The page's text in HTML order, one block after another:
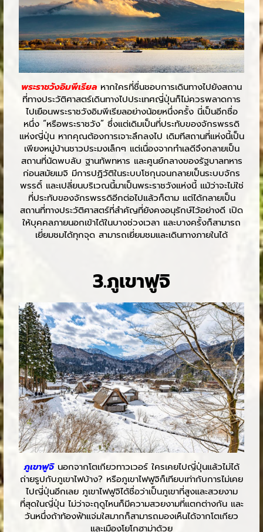
พระราชวังอิมพีเรียลหากใครที่ชื่นชอบการเดินทางไปยังสถาน
ที่ทางประวัติศาสตร์เดินทางไปประเทศญี่ปุ่นก็ไม่ควรพลาดการ
ไปเยือนพระราชวังอิมพีเรียลอย่างน้อยหนึ่งครั้ง นี่เป็นอีกชื่อ
หนึ่ง “หรือพระราชวัง” ซึ่งแต่เดิมเป็นที่ประทับของจักรพรรดิ
แห่งญี่ปุ่น หากคุณต้องการเจาะลึกลงไป เดิมทีสถานที่แห่งนี้เป็น
เพียงหมู่บ้านชาวประมงเล็กๆ แต่เนื่องจากทำเลดีจึงกลายเป็น
สถานที่นัดพบลับ ฐานทัพทหาร และศูนย์กลางของรัฐบาลทหาร
ก่อนสมัยเมจิ มีการปฏิวัติในระบบโชกุนจนกลายเป็นระบบจักร
พรรดิ์ และเปลี่ยนบริเวณนี้มาเป็นพระราชวังแห่งนี้ แม้ว่าจะไม่ใช่
ที่ประทับของจักรพรรดิอีกต่อไปแล้วก็ตาม แต่ได้กลายเป็น
สถานที่ทางประวัติศาสตร์ที่สำคัญที่ยังคงอนุรักษ์ไว้อย่างดี เปิด
ให้บุคคลภายนอกเข้าได้ในบางช่วงเวลา และบางครั้งก็สามารถ
เยี่ยมชมได้ทุกจุด สามารถเยี่ยมชมและเดินทางภายในได้
3.ภูเขาฟูจิ
ภูเขาฟูจิ นอกจากโตเกียวทาวเวอร์ ใครเคยไปญี่ปุ่นแล้วไม่ได้
ถ่ายรูปกับภูเขาไฟบ้าง? หรือภูเขาไฟฟูจิก็เทียบเท่ากับการไม่เคย
ไปญี่ปุ่นอีกเลย ภูเขาไฟฟูจิได้ชื่อว่าเป็นภูเขาที่สูงและสวยงาม
ที่สุดในญี่ปุ่น ไม่ว่าจะฤดูไหนก็มีความสวยงามที่แตกต่างกัน และ
วันหนึ่งถ้าท้องฟ้าแจ่มใสมากก็สามารถมองเห็นได้จากโตเกียว
และเมืองโยโกฮาม่าด้วย